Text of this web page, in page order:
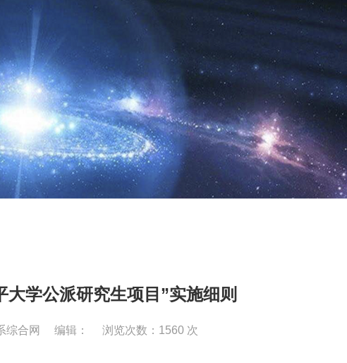
学公派研究生项目”实施细则
综合网 编辑： 浏览次数： 1560 次